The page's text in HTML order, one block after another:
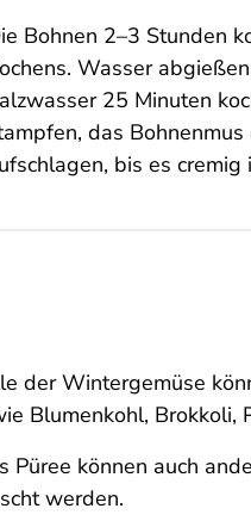
Bohnen 2–3 Stunden
Wasser
25 Minuten
das
bis es
der Wintergemüse
Blumenkohl, Brokkoli,
Püree können auch
werden.